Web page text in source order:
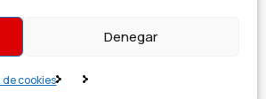
Denegar
cookies
Política de privacidad